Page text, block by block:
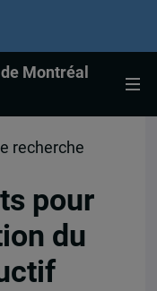
Montréal
recherche
pour
du